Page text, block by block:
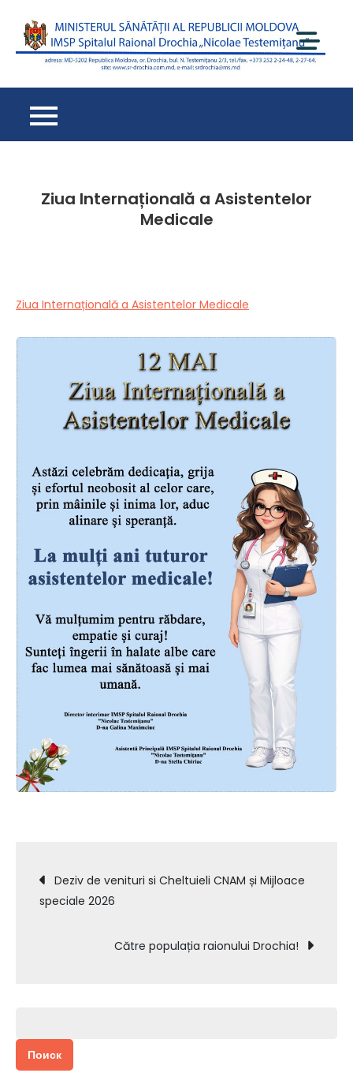
содержимому
Ziua Internațională a Asistentelor
Medicale
Ziua Internațională a Asistentelor Medicale
Навигация
по
записям
Deziv de venituri si Cheltuieli CNAM și Mijloace
speciale 2026
Către populația raionului Drochia!